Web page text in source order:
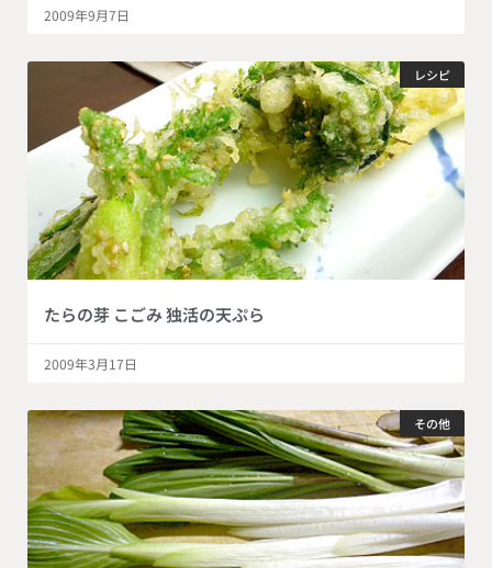
2009年9月7日
レシピ
たらの芽 こごみ 独活の天ぷら
2009年3月17日
その他